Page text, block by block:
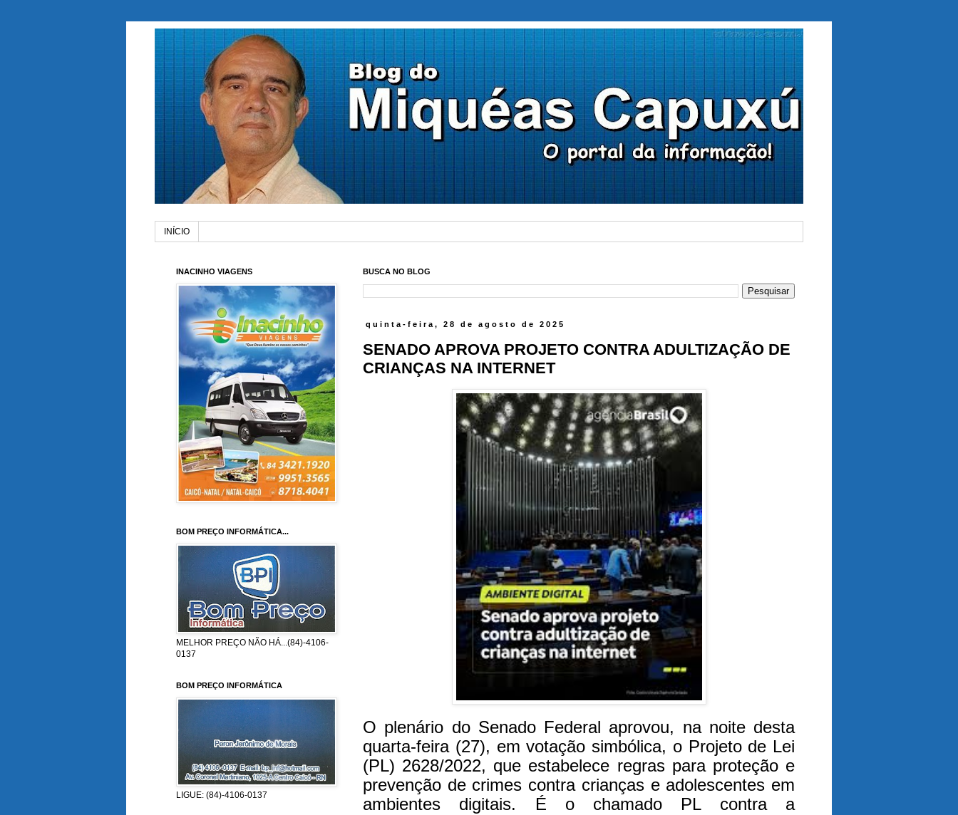
INÍCIO
BUSCA NO BLOG
quinta-feira, 28 de agosto de 2025
SENADO APROVA PROJETO CONTRA ADULTIZAÇÃO DE
CRIANÇAS NA INTERNET
O plenário do Senado Federal aprovou, na noite desta
quarta-feira (27), em votação simbólica, o Projeto de Lei
(PL) 2628/2022, que estabelece regras para proteção e
prevenção de crimes contra crianças e adolescentes em
ambientes digitais. É o chamado PL contra a
INACINHO VIAGENS
BOM PREÇO INFORMÁTICA...
MELHOR PREÇO NÃO HÁ...(84)-4106-
0137
BOM PREÇO INFORMÁTICA
LIGUE: (84)-4106-0137